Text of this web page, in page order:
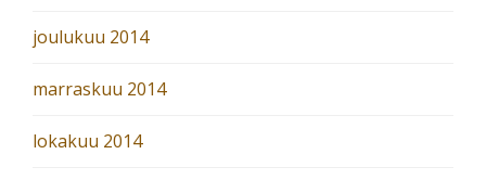
joulukuu 2014
marraskuu 2014
lokakuu 2014